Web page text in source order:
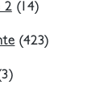
2(14)
(423)